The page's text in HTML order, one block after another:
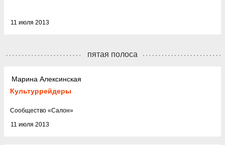
11 июля 2013
пятая полоса
Марина Алексинская
Культуррейдеры
11 июля 2013
Cообщество «Салон»